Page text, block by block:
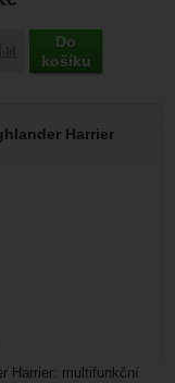
Porovnat
Do
košíku
Harrier
Harrier: multifunkční